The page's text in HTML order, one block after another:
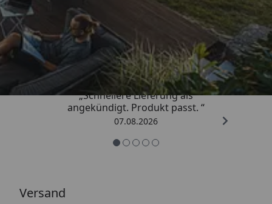
Trusted Shops
4,81/ 5
„Schnellere Lieferung als
angekündigt. Produkt passt. “
07.08.2026
Versand